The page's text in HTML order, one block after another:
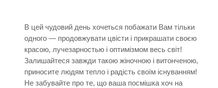
В цей чудовий день хочеться побажати Вам тільки
одного — продовжувати цвісти і прикрашати своєю
красою, лучезарностью і оптимізмом весь світ!
Залишайтеся завжди такою жіночною і витонченою,
приносите людям тепло і радість своїм існуванням!
Не забувайте про те, що ваша посмішка хоч на